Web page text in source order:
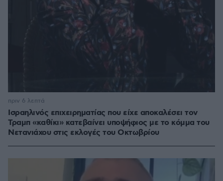
Ισραηλινός επιχειρηματίας που είχε αποκαλέσει τον
Τραμπ «καθίκι» κατεβαίνει υποψήφιος με το κόμμα του
Νετανιάχου στις εκλογές του Οκτωβρίου
πριν 6 λεπτά